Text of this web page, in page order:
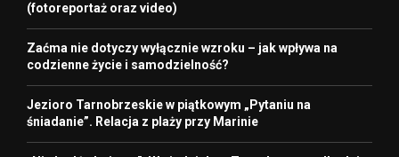
(fotoreportaż oraz video)
Zaćma nie dotyczy wyłącznie wzroku – jak wpływa na
codzienne życie i samodzielność?
Jezioro Tarnobrzeskie w piątkowym „Pytaniu na
śniadanie”. Relacja z plaży przy Marinie